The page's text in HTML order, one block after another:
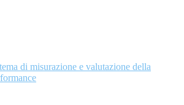
di misurazione e valutazione della